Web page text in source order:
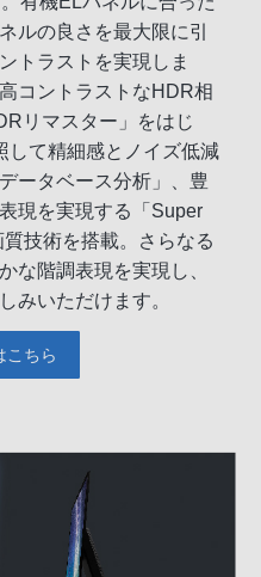
ルの良さを最大限に引
トラストを実現しま
コントラストなHDR相
リマスター」をはじ
して精細感とノイズ低減
ータベース分析」、豊
現を実現する「Super
技術を搭載。さらなる
な階調表現を実現し、
みいただけます。
こちら